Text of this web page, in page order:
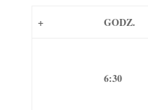
+ GODZ.
6:30